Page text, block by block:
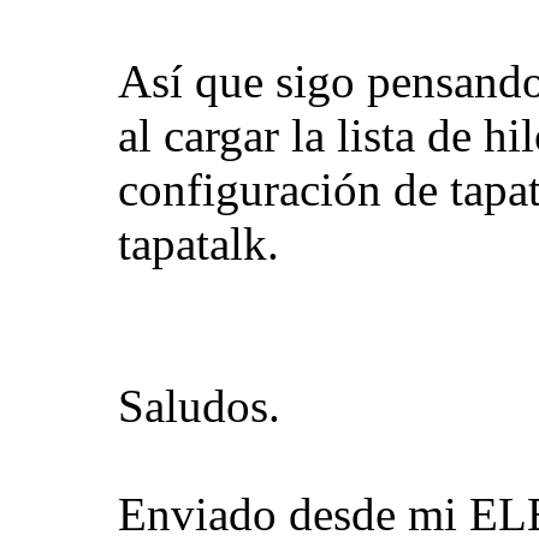
Así que sigo
al cargar la lista de
configuración de
tapatalk.
Saludos.
Enviado desde mi